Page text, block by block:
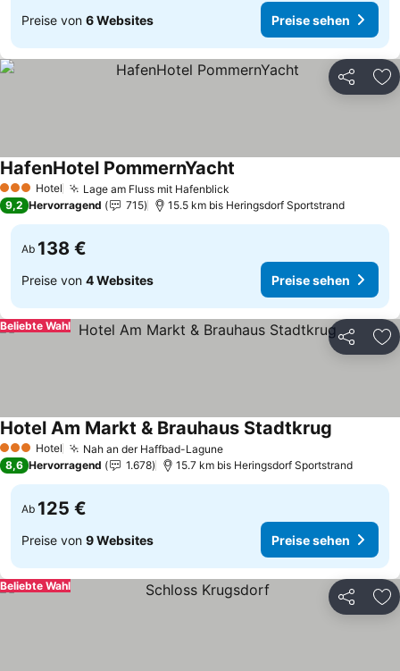
Preise von 6 Websites Preise sehen
Teilen
3 SterneHotel Lage am Fluss mit Hafenblick
HafenHotel PommernYacht
9,2 Hervorragend 715 15.5 km bis Heringsdorf Sportstrand
Ab 138 €
Preise von 4 Websites Preise sehen
Teilen
Beliebte Wahl
3 SterneHotel Nah an der Haffbad-LagunePreise sehen
Hotel Am Markt & Brauhaus Stadtkrug
8,6 Hervorragend 1.678 15.7 km bis Heringsdorf Sportstrand
Ab 125 €
Preise von 9 Websites Preise sehen
Teilen
Beliebte Wahl